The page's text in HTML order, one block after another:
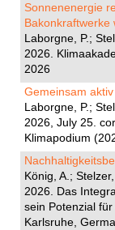
Sonnenenergie
Bakonkraftwerke
Laborgne, P.;
2026.
2026
Gemeinsam
Laborgne, P.;
2026, July 25.
Klimapodium
König, A.;
2026. Das
sein Potenzial
Karlsruhe,